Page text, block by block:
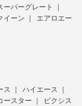
ーパーグレート
イーン
エアロエー
ス
ハイエース
ースター ピクシス